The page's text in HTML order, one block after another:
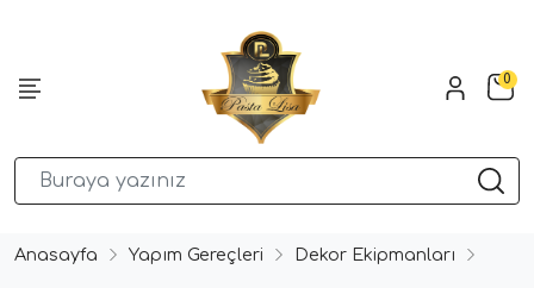
0
Anasayfa Yapım Gereçleri Dekor Ekipmanları